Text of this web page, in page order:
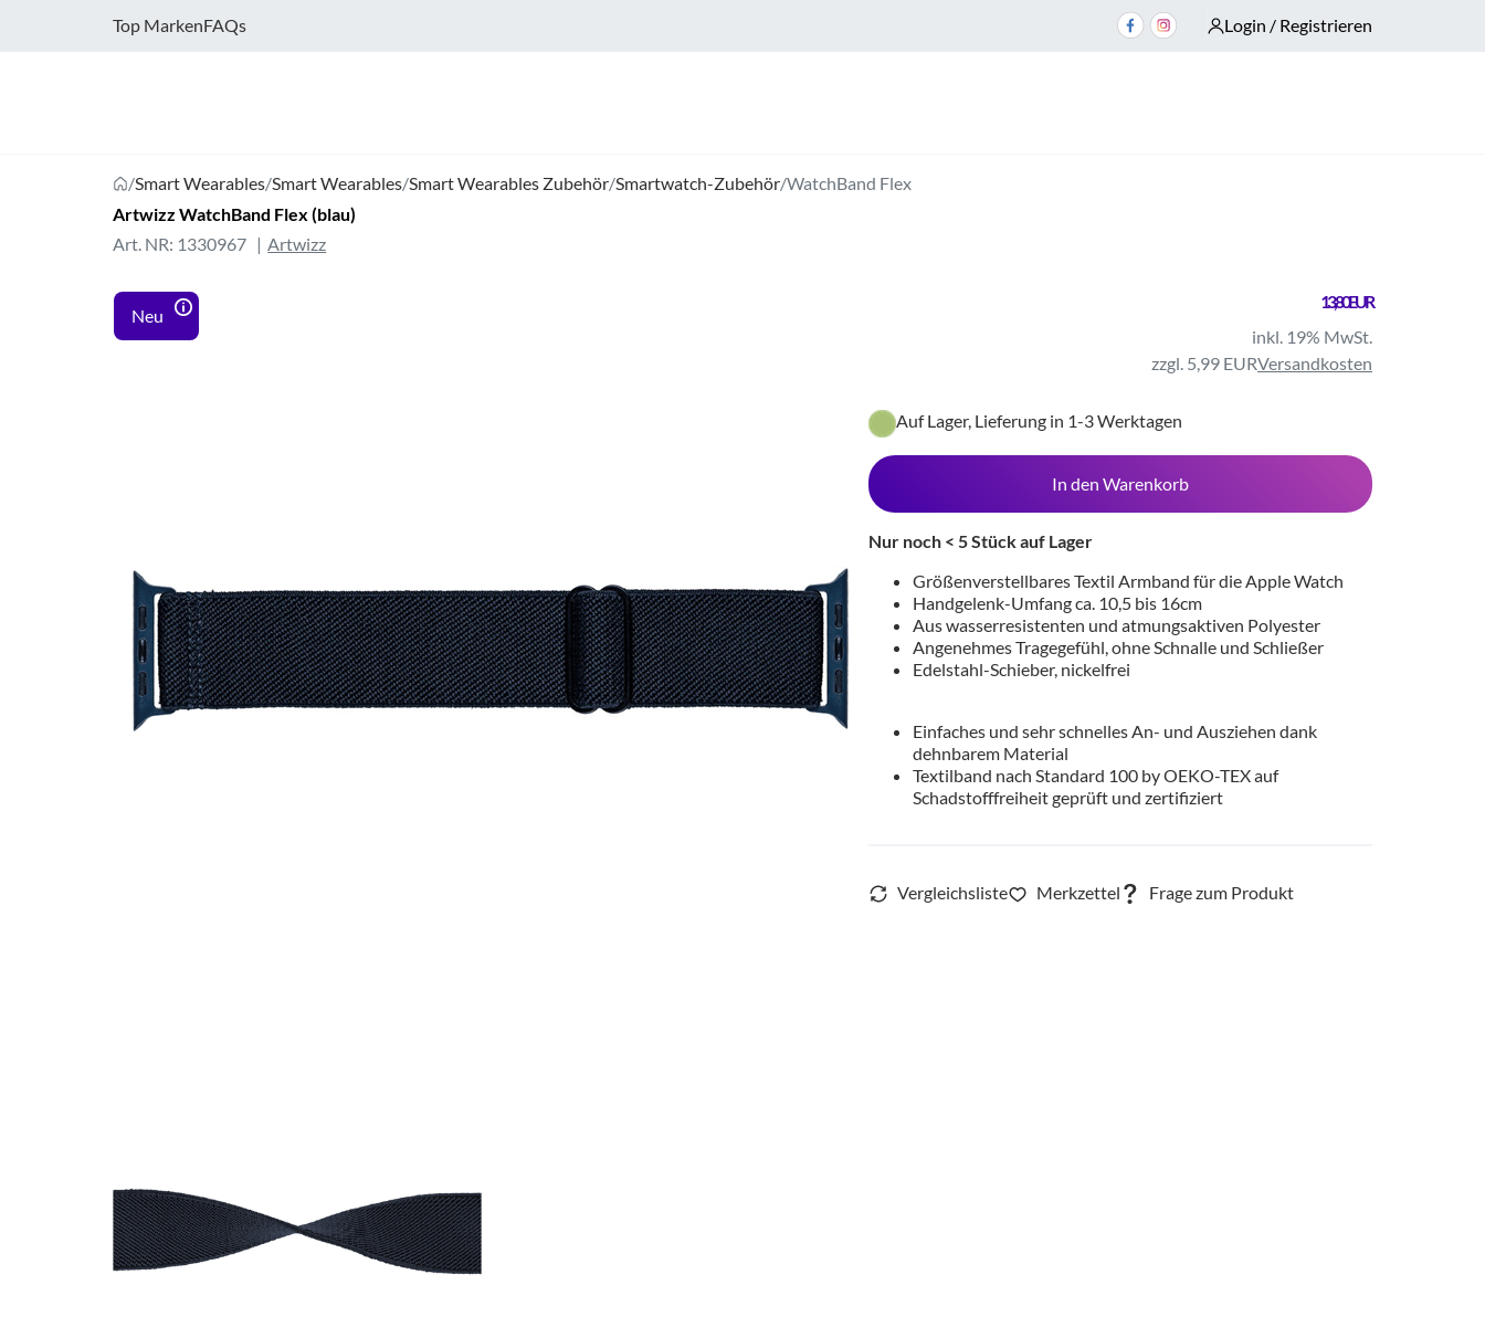
Top MarkenFAQs Login / Registrieren
/Smart Wearables/Smart Wearables/Smart Wearables Zubehör/Smartwatch-Zubehör/WatchBand Flex
Artwizz WatchBand Flex (blau)
Art. NR: 1330967
Artwizz
Neu
13,80 EUR
inkl. 19% MwSt.
zzgl. 5,99 EURVersandkosten
Auf Lager, Lieferung in 1-3 Werktagen
In den Warenkorb
Nur noch < 5 Stück auf Lager
Größenverstellbares Textil Armband für die Apple Watch
Handgelenk-Umfang ca. 10,5 bis 16cm
Aus wasserresistenten und atmungsaktiven Polyester
Angenehmes Tragegefühl, ohne Schnalle und Schließer
Edelstahl-Schieber, nickelfrei
Einfaches und sehr schnelles An- und Ausziehen dank
dehnbarem Material
Textilband nach Standard 100 by OEKO-TEX auf
Schadstofffreiheit geprüft und zertifiziert